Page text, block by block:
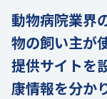
動物病院業界
物の飼い主が
提供サイトを
康情報を分か